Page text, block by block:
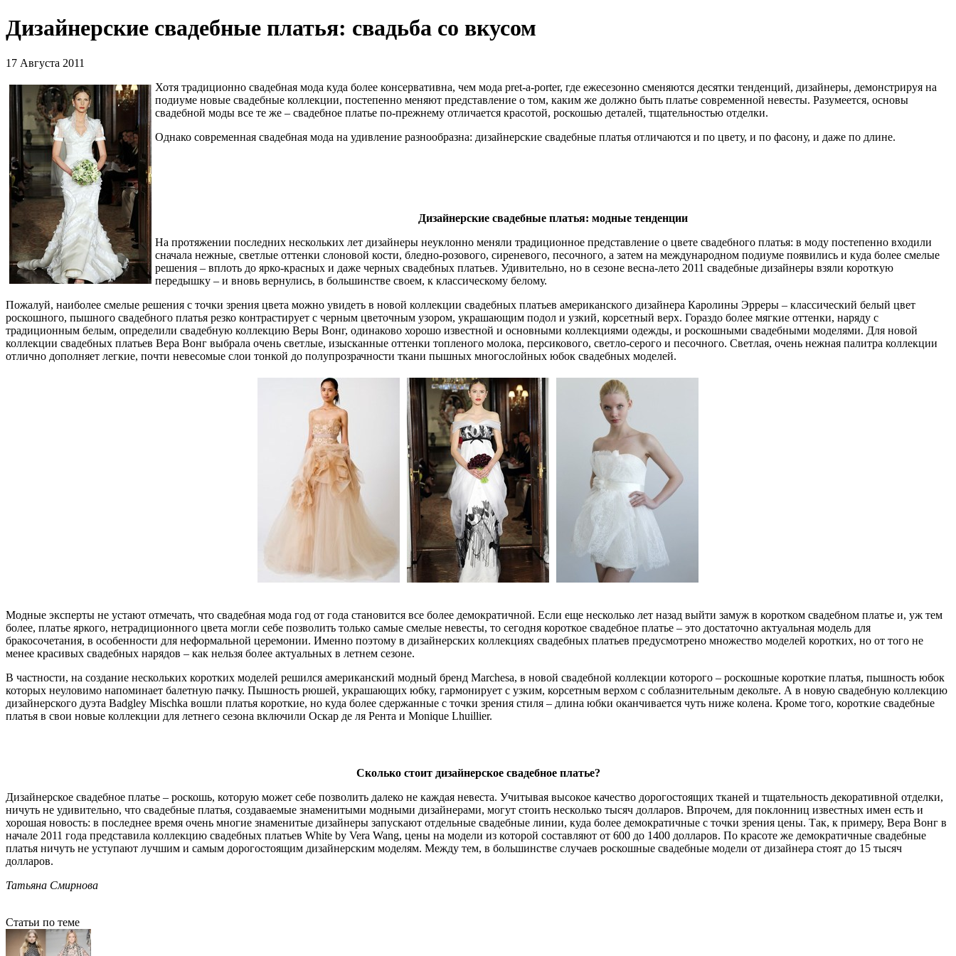
Дизайнерские свадебные платья: свадьба со вкусом
17 Августа 2011
Хотя традиционно свадебная мода куда более консервативна, чем мода pret-a-porter, где ежесезонно сменяются десятки тенденций, дизайнеры, демонстрируя на
подиуме новые свадебные коллекции, постепенно меняют представление о том, каким же должно быть платье современной невесты. Разумеется, основы
свадебной моды все те же – свадебное платье по-прежнему отличается красотой, роскошью деталей, тщательностью отделки.
Однако современная свадебная мода на удивление разнообразна: дизайнерские свадебные платья отличаются и по цвету, и по фасону, и даже по длине.
Дизайнерские свадебные платья: модные тенденции
На протяжении последних нескольких лет дизайнеры неуклонно меняли традиционное представление о цвете свадебного платья: в моду постепенно входили
сначала нежные, светлые оттенки слоновой кости, бледно-розового, сиреневого, песочного, а затем на международном подиуме появились и куда более смелые
решения – вплоть до ярко-красных и даже черных свадебных платьев. Удивительно, но в сезоне весна-лето 2011 свадебные дизайнеры взяли короткую
передышку – и вновь вернулись, в большинстве своем, к классическому белому.
Пожалуй, наиболее смелые решения с точки зрения цвета можно увидеть в новой коллекции свадебных платьев американского дизайнера Каролины Эрреры – классический белый цвет
роскошного, пышного свадебного платья резко контрастирует с черным цветочным узором, украшающим подол и узкий, корсетный верх. Гораздо более мягкие оттенки, наряду с
традиционным белым, определили свадебную коллекцию Веры Вонг, одинаково хорошо известной и основными коллекциями одежды, и роскошными свадебными моделями. Для новой
коллекции свадебных платьев Вера Вонг выбрала очень светлые, изысканные оттенки топленого молока, персикового, светло-серого и песочного. Светлая, очень нежная палитра коллекции
отлично дополняет легкие, почти невесомые слои тонкой до полупрозрачности ткани пышных многослойных юбок свадебных моделей.
Модные эксперты не устают отмечать, что свадебная мода год от года становится все более демократичной. Если еще несколько лет назад выйти замуж в коротком свадебном платье и, уж тем
более, платье яркого, нетрадиционного цвета могли себе позволить только самые смелые невесты, то сегодня короткое свадебное платье – это достаточно актуальная модель для
бракосочетания, в особенности для неформальной церемонии. Именно поэтому в дизайнерских коллекциях свадебных платьев предусмотрено множество моделей коротких, но от того не
менее красивых свадебных нарядов – как нельзя более актуальных в летнем сезоне.
В частности, на создание нескольких коротких моделей решился американский модный бренд Marchesa, в новой свадебной коллекции которого – роскошные короткие платья, пышность юбок
которых неуловимо напоминает балетную пачку. Пышность рюшей, украшающих юбку, гармонирует с узким, корсетным верхом с соблазнительным декольте. А в новую свадебную коллекцию
дизайнерского дуэта Badgley Mischka вошли платья короткие, но куда более сдержанные с точки зрения стиля – длина юбки оканчивается чуть ниже колена. Кроме того, короткие свадебные
платья в свои новые коллекции для летнего сезона включили Оскар де ля Рента и Monique Lhuillier.
Сколько стоит дизайнерское свадебное платье?
Дизайнерское свадебное платье – роскошь, которую может себе позволить далеко не каждая невеста. Учитывая высокое качество дорогостоящих тканей и тщательность декоративной отделки,
ничуть не удивительно, что свадебные платья, создаваемые знаменитыми модными дизайнерами, могут стоить несколько тысяч долларов. Впрочем, для поклонниц известных имен есть и
хорошая новость: в последнее время очень многие знаменитые дизайнеры запускают отдельные свадебные линии, куда более демократичные с точки зрения цены. Так, к примеру, Вера Вонг в
начале 2011 года представила коллекцию свадебных платьев White by Vera Wang, цены на модели из которой составляют от 600 до 1400 долларов. По красоте же демократичные свадебные
платья ничуть не уступают лучшим и самым дорогостоящим дизайнерским моделям. Между тем, в большинстве случаев роскошные свадебные модели от дизайнера стоят до 15 тысяч
долларов.
Татьяна Смирнова
Статьи по теме